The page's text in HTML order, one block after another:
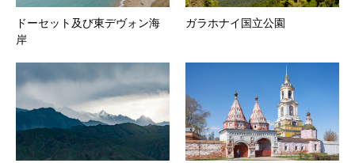
ドーセット及び東デヴォン海
岸
ガラホナイ国立公園